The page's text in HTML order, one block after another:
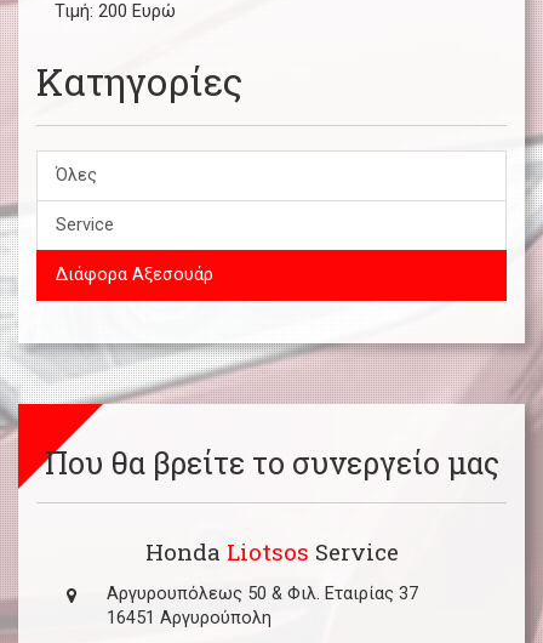
Τιμή: 200 Ευρώ
Κατηγορίες
Όλες
Service
Διάφορα Αξεσουάρ
Που θα βρείτε το συνεργείο μας
Honda Liotsos Service
Αργυρουπόλεως 50 & Φιλ. Εταιρίας 37
16451 Αργυρούπολη